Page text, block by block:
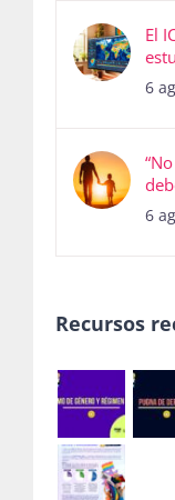
El
6
6
Recursos